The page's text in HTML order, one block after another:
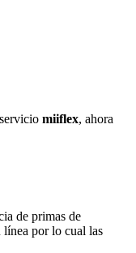
miiflex, ahora
de primas de
línea por lo cual las